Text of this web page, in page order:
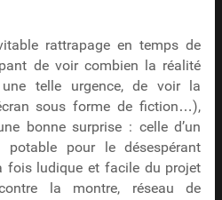
rattrapage en temps de
de voir combien la réalité
une telle urgence, de voir la
sous forme de fiction…),
bonne surprise : celle d’un
pour le désespérant
fois ludique et facile du projet
la montre, réseau de